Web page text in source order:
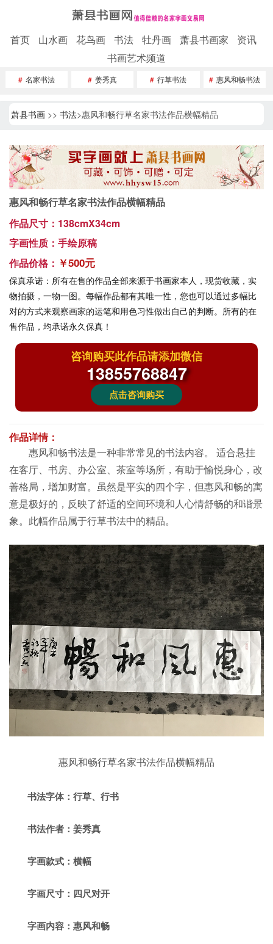
首页 山水画 花鸟画 书法 牡丹画 萧县书画家
资讯
书画艺术频道
# 名家书法 # 姜秀真 # 行草书法 # 惠风和畅书法
萧县书画>> 书法>惠风和畅行草名家书法作品横幅精品
惠风和畅行草名家书法作品横幅精品
作品尺寸：138cmX34cm
字画性质：手绘原稿
作品价格： ￥500元
保真承诺： 所有在售的作品全部来源于书画家本人，现货收藏，实
物拍摄，一物一图。每幅作品都有其唯一性，您也可以通过多幅比
对的方式来观察画家的运笔和用色习性做出自己的判断。所有的在
售作品，均承诺永久保真！
咨询购买此作品请添加微信
13855768847
点击咨询购买
作品详情：
惠风和畅书法是一种非常常见的书法内容。 适合悬挂
在客厅、书房、办公室、茶室等场所，有助于愉悦身心，改
善格局，增加财富。虽然是平实的四个字，但惠风和畅的寓
意是极好的，反映了舒适的空间环境和人心情舒畅的和谐景
象。此幅作品属于行草书法中的精品。
惠风和畅行草名家书法作品横幅精品
书法字体：行草、行书
书法作者：姜秀真
字画款式：横幅
字画尺寸：四尺对开
字画内容：惠风和畅